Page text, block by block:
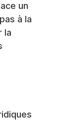
un
à la
la